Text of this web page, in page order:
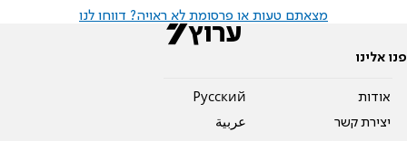
מצאתם טעות או פרסומת לא ראויה? דווחו לנו
פנו אלינו
אודות
יצירת קשר
Pусский
عربية